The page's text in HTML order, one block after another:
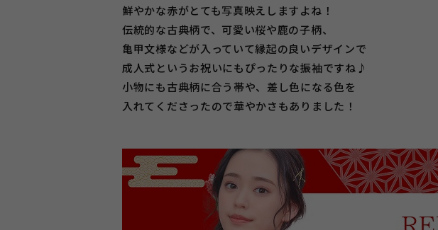
鮮やかな赤がとても写真映えしますよね！
伝統的な古典柄で、可愛い桜や鹿の子柄、
亀甲文様などが入っていて縁起の良いデザインで
成人式というお祝いにもぴったりな振袖ですね♪
小物にも古典柄に合う帯や、差し色になる色を
入れてくださったので華やかさもありました！